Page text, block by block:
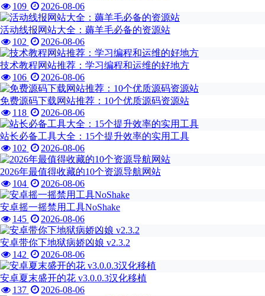
109
2026-08-06
活动线报网站大全：薅羊毛必备的资源站
102
2026-08-06
技术教程网站推荐：学习编程和运维的好地方
106
2026-08-06
免费源码下载网站推荐：10个优质源码资源站
118
2026-08-06
站长必备工具大全：15个提升效率的实用工具
102
2026-08-06
2026年最值得收藏的10个资源导航网站
104
2026-08-06
安卓摇一摇禁用工具NoShake
145
2026-08-06
安卓带你下地狱病娇凶娘 v2.3.2
142
2026-08-06
安卓夏末盛开的花 v3.0.0.3汉化移植
137
2026-08-06